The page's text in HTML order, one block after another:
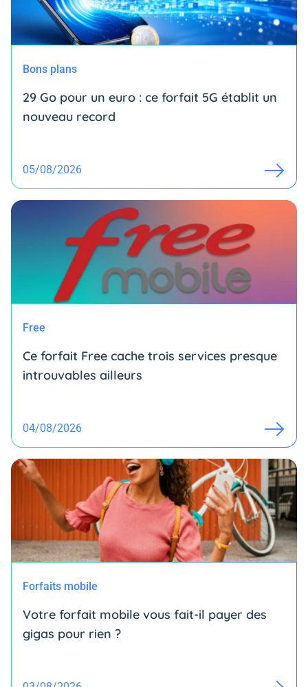
Bons plans
29 Go pour un euro : ce forfait 5G établit un
nouveau record
05/08/2026
Free
Ce forfait Free cache trois services presque
introuvables ailleurs
04/08/2026
Forfaits mobile
Votre forfait mobile vous fait-il payer des
gigas pour rien ?